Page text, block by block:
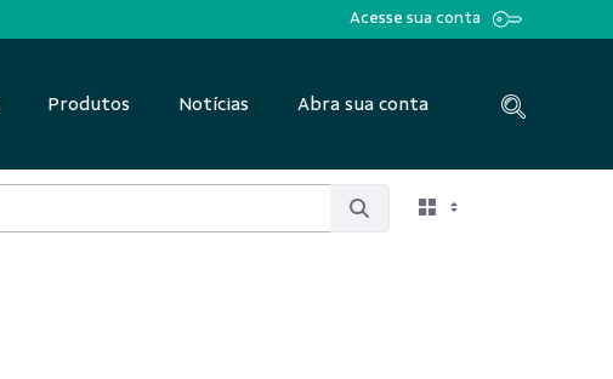
Acesse sua conta
Produtos Notícias Abra sua conta